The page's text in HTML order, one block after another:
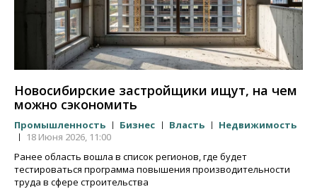
Новосибирские застройщики ищут, на чем
можно сэкономить
Промышленность Бизнес Власть
Недвижимость
18 Июня 2026, 11:00
Ранее область вошла в список регионов, где будет
тестироваться программа повышения производительности
труда в сфере строительства